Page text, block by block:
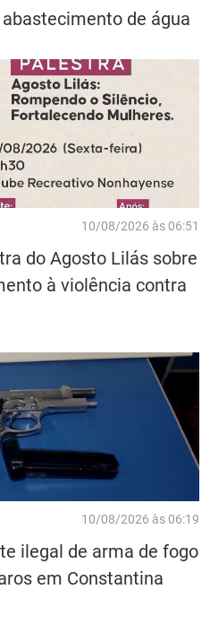
de água
10/08/2026 às 06:51
do Agosto Lilás sobre
à violência contra
10/08/2026 às 06:19
ilegal de arma de fogo
em Constantina